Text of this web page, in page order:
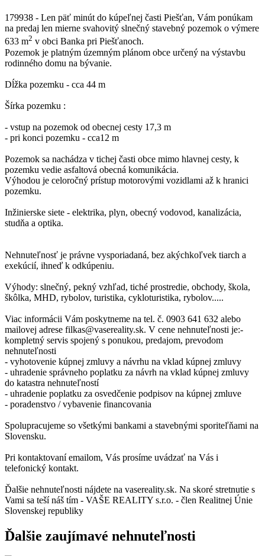
179938 - Len päť minút do kúpeľnej časti Piešťan, Vám ponúkam
na predaj len mierne svahovitý slnečný stavebný pozemok o výmere
633 m2 v obci Banka pri Piešťanoch.
Pozemok je platným územným plánom obce určený na výstavbu
rodinného domu na bývanie.
Dĺžka pozemku - cca 44 m
Šírka pozemku :
- vstup na pozemok od obecnej cesty 17,3 m
- pri konci pozemku - cca12 m
Pozemok sa nachádza v tichej časti obce mimo hlavnej cesty, k
pozemku vedie asfaltová obecná komunikácia.
Výhodou je celoročný prístup motorovými vozidlami až k hranici
pozemku.
Inžinierske siete - elektrika, plyn, obecný vodovod, kanalizácia,
studňa a optika.
Nehnuteľnosť je právne vysporiadaná, bez akýchkoľvek tiarch a
exekúcií, ihneď k odkúpeniu.
Výhody: slnečný, pekný vzhľad, tiché prostredie, obchody, škola,
škôlka, MHD, rybolov, turistika, cykloturistika, rybolov.....
Viac informácii Vám poskytneme na tel. č. 0903 641 632 alebo
mailovej adrese filkas@vasereality.sk. V cene nehnuteľnosti je:-
kompletný servis spojený s ponukou, predajom, prevodom
nehnuteľnosti
- vyhotovenie kúpnej zmluvy a návrhu na vklad kúpnej zmluvy
- uhradenie správneho poplatku za návrh na vklad kúpnej zmluvy
do katastra nehnuteľností
- uhradenie poplatku za osvedčenie podpisov na kúpnej zmluve
- poradenstvo / vybavenie financovania
Spolupracujeme so všetkými bankami a stavebnými sporiteľňami na
Slovensku.
Pri kontaktovaní emailom, Vás prosíme uvádzať na Vás i
telefonický kontakt.
Ďalšie nehnuteľnosti nájdete na vasereality.sk. Na skoré stretnutie s
Vami sa teší náš tím - VAŠE REALITY s.r.o. - člen Realitnej Únie
Slovenskej republiky
Ďalšie zaujímavé nehnuteľnosti